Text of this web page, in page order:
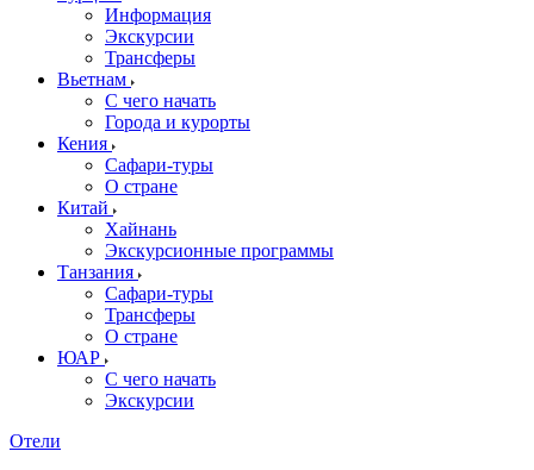
Информация
Экскурсии
Трансферы
Вьетнам
С чего начать
Города и курорты
Кения
Сафари-туры
О стране
Китай
Хайнань
Экскурсионные программы
Танзания
Сафари-туры
Трансферы
О стране
ЮАР
С чего начать
Экскурсии
Отели